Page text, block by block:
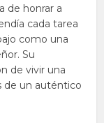
de honrar a
cada tarea
como una
Su
de vivir una
de un auténtico